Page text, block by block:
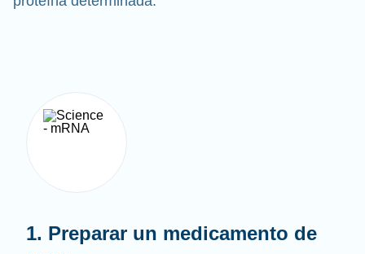
proteína determinada.
1. Preparar un medicamento de